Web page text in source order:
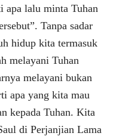
apa lalu minta Tuhan
Tanpa sadar
hidup kita termasuk
melayani Tuhan
melayani bukan
apa yang kita mau
kepada Tuhan. Kita
di Perjanjian Lama